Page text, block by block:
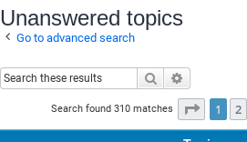
Unanswered topics
Go to advanced search
Search
Search found 310 matches Page 1of
1 2